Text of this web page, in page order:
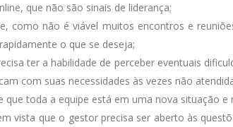
que não são sinais de liderança;
como não é viável muitos encontros e
o que se deseja;
ter a habilidade de perceber eventuais
com suas necessidades às vezes não
que toda a equipe está em uma nova situação
vista que o gestor precisa ser aberto às